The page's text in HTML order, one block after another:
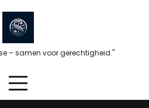
– samen voor gerechtigheid."